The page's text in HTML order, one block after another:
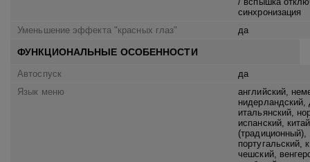
синхронизация
Уменьшение эффекта "красных глаз"
да
ФУНКЦИОНАЛЬНЫЕ ОСОБЕННОСТИ
Автоспуск
да
Язык меню
английский,
нидерландский,
итальянский,
испанский,
(традиционный),
португальский,
чешский,